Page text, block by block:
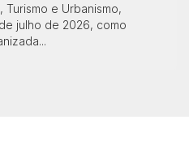
e Urbanismo,
julho de 2026, como